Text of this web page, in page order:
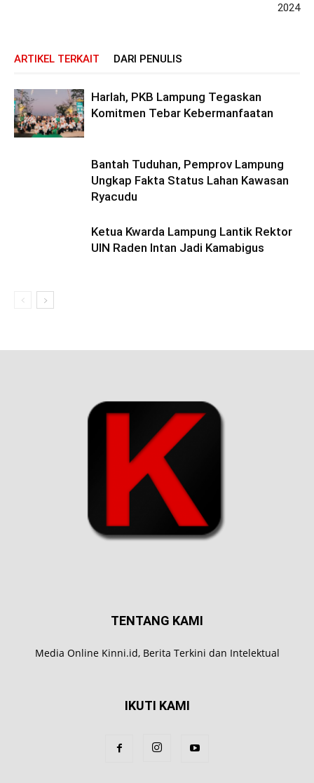
2024
ARTIKEL TERKAIT DARI PENULIS
Harlah, PKB Lampung Tegaskan
Komitmen Tebar Kebermanfaatan
Bantah Tuduhan, Pemprov Lampung
Ungkap Fakta Status Lahan Kawasan
Ryacudu
Ketua Kwarda Lampung Lantik Rektor
UIN Raden Intan Jadi Kamabigus
TENTANG KAMI
Media Online Kinni.id, Berita Terkini dan Intelektual
IKUTI KAMI